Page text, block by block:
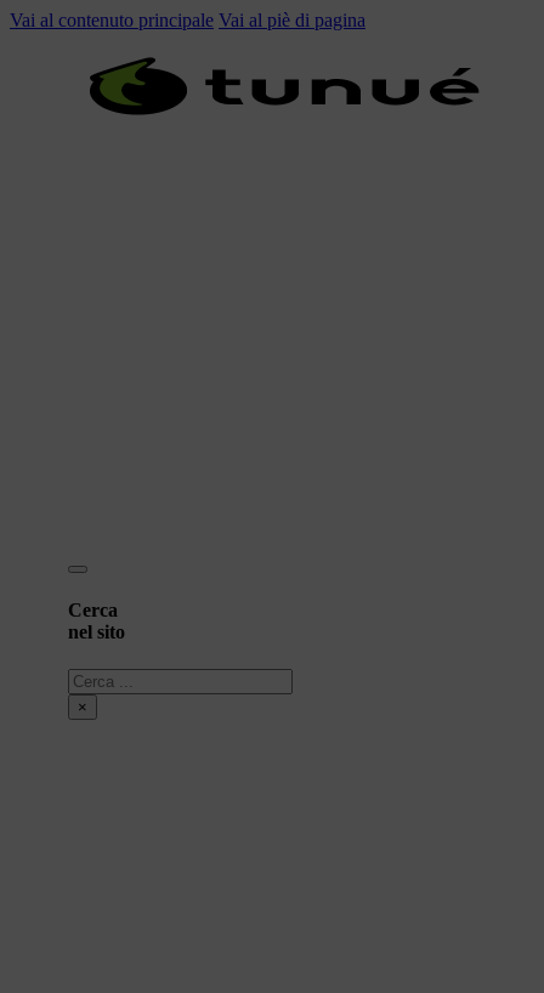
Vai al contenuto principale Vai al piè di pagina
Cerca
nel sito
Cerca
×